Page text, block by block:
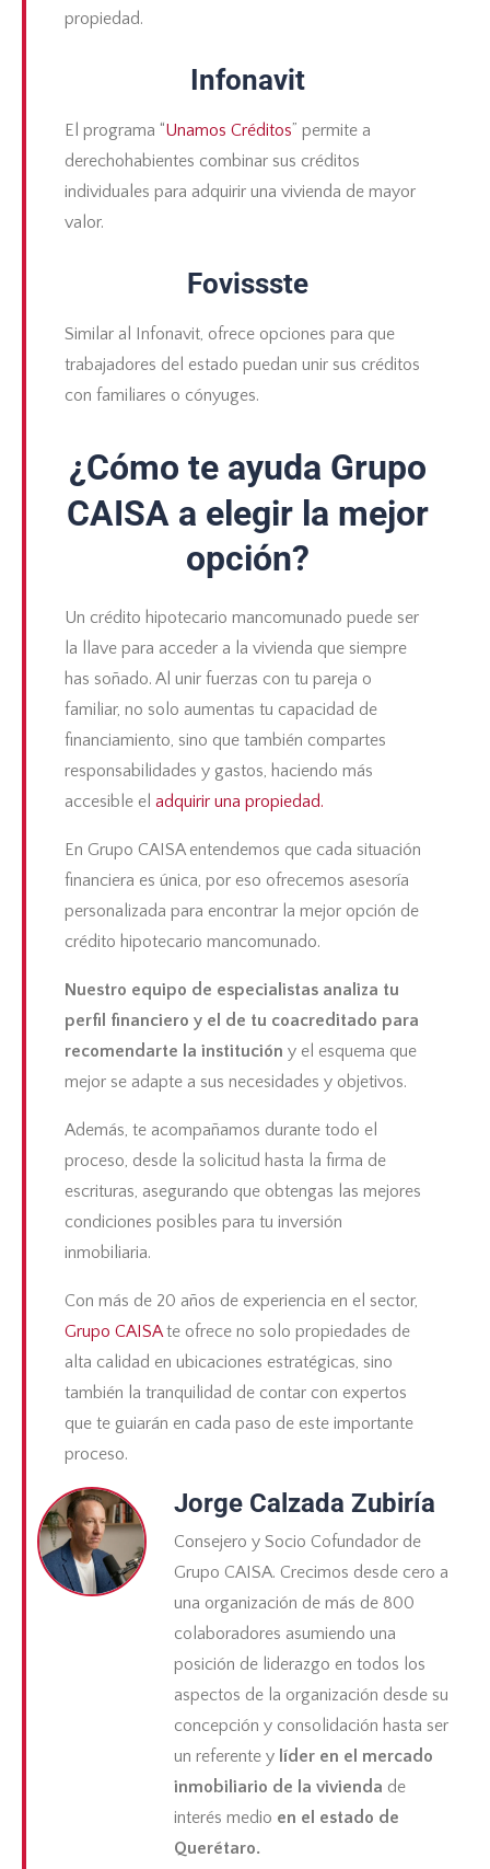
propiedad.
Infonavit
El programa “Unamos Créditos” permite a
derechohabientes combinar sus créditos
individuales para adquirir una vivienda de mayor
valor.
Fovissste
Similar al Infonavit, ofrece opciones para que
trabajadores del estado puedan unir sus créditos
con familiares o cónyuges.
¿Cómo te ayuda Grupo
CAISA a elegir la mejor
opción?
Un crédito hipotecario mancomunado puede ser
la llave para acceder a la vivienda que siempre
has soñado. Al unir fuerzas con tu pareja o
familiar, no solo aumentas tu capacidad de
financiamiento, sino que también compartes
responsabilidades y gastos, haciendo más
accesible el adquirir una propiedad.
En Grupo CAISA entendemos que cada situación
financiera es única, por eso ofrecemos asesoría
personalizada para encontrar la mejor opción de
crédito hipotecario mancomunado.
Nuestro equipo de especialistas analiza tu
perfil financiero y el de tu coacreditado para
recomendarte la institución y el esquema que
mejor se adapte a sus necesidades y objetivos.
Además, te acompañamos durante todo el
proceso, desde la solicitud hasta la firma de
escrituras, asegurando que obtengas las mejores
condiciones posibles para tu inversión
inmobiliaria.
Con más de 20 años de experiencia en el sector,
Grupo CAISAte ofrece no solo propiedades de
alta calidad en ubicaciones estratégicas, sino
también la tranquilidad de contar con expertos
que te guiarán en cada paso de este importante
proceso.
Jorge Calzada Zubiría
Consejero y Socio Cofundador de
Grupo CAISA. Crecimos desde cero a
una organización de más de 800
colaboradores asumiendo una
posición de liderazgo en todos los
aspectos de la organización desde su
concepción y consolidación hasta ser
un referente y líder en el mercado
inmobiliario de la vivienda de
interés medio en el estado de
Querétaro.